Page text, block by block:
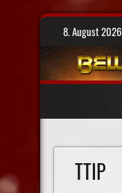
Skip
8. August 2026
TTIP